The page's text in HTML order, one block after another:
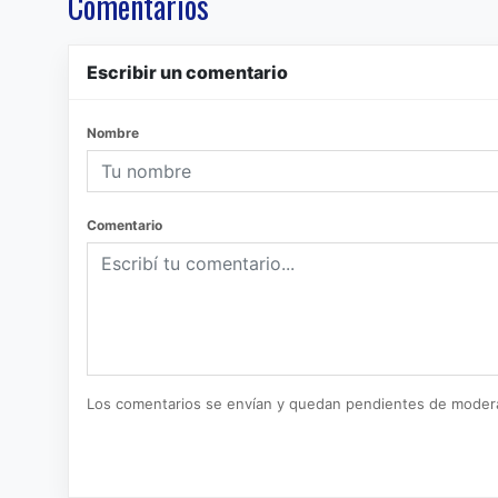
Escribir un comentario
Nombre
Comentario
Los comentarios se envían y quedan pendientes de